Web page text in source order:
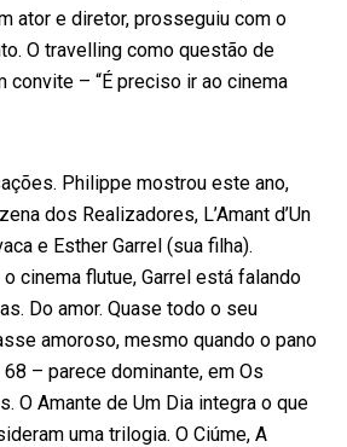
ator e diretor, prosseguiu com o
O travelling como questão de
convite – “É preciso ir ao cinema
Philippe mostrou este ano,
dos Realizadores, L’Amant d’Un
e Esther Garrel (sua filha).
cinema flutue, Garrel está falando
Do amor. Quase todo o seu
amoroso, mesmo quando o pano
– parece dominante, em Os
O Amante de Um Dia integra o que
uma trilogia. O Ciúme, A